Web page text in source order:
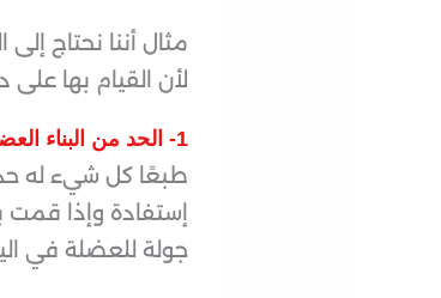
مثال أننا نحتاج إلى
لأن القيام بها
1- الحد من البناء العضلي
طبعًا كل شيء له
جولة للعضلة في